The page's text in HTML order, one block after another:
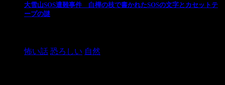
大雪山SOS遭難事件 白樺の枝で書かれたSOSの文字とカセットテ
ープの謎
怖い話 恐ろしい 自然